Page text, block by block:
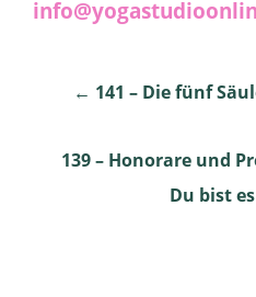
Post
← 141 – Die fünf
139 – Honorare und
Du bist